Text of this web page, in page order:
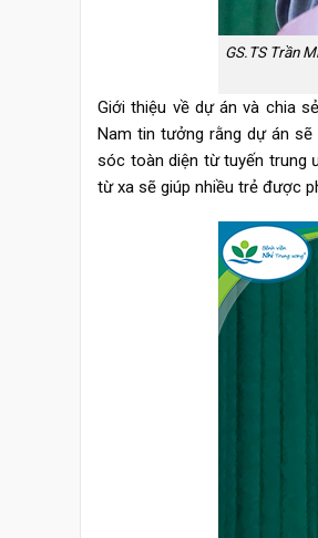
GS.TS Trần
Giới thiệu về dự án và chia
Nam tin tưởng rằng dự án
sóc toàn diện từ tuyến trung
từ xa sẽ giúp nhiều trẻ được